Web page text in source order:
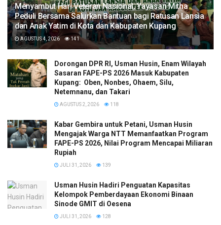
​Menyambut Hari Veteran Nasional, Yayasan Mitha
Peduli Bersama Salurkan Bantuan bagi Ratusan Lansia
dan Anak Yatim di Kota dan Kabupaten Kupang
AGUSTUS 4, 2026 141
Dorongan DPR RI, Usman Husin, Enam Wilayah
Sasaran FAPE-PS 2026 Masuk Kabupaten
Kupang: Oben, Nonbes, Ohaem, Silu,
Netemnanu, dan Takari
AGUSTUS 2, 2026 118
Kabar Gembira untuk Petani, Usman Husin
Mengajak Warga NTT Memanfaatkan Program
FAPE-PS 2026, Nilai Program Mencapai Miliaran
Rupiah
JULI 31, 2026 139
​Usman Husin Hadiri Penguatan Kapasitas
Kelompok Pemberdayaan Ekonomi Binaan
Sinode GMIT di Oesena
JULI 31, 2026 128